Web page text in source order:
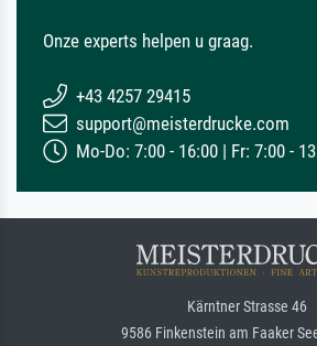
Onze experts helpen u graag.
+43 4257 29415
support@meisterdrucke.com
Mo-Do: 7:00 - 16:00 | Fr: 7:00 -
Kärntner Strasse 46
9586 Finkenstein am Faaker